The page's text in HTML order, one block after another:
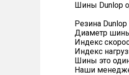
Шины Dunlop
Резина
Диаметр
Индекс
Индекс
Шины это
Наши